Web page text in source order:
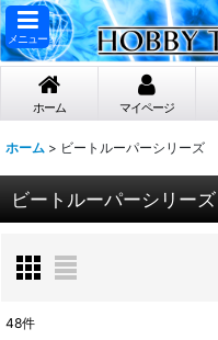
メニュー
ホーム マイページ
ホーム > ビートルーパーシリーズ
ビートルーパーシリーズ
48件